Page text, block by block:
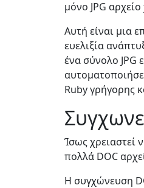
μόνο JPG
Αυτή είναι μια
ευελιξία
ένα σύνολο JPG
Ruby γρήγορης
Ίσως χρειαστεί
πολλά DOC
Η συγχώνευση